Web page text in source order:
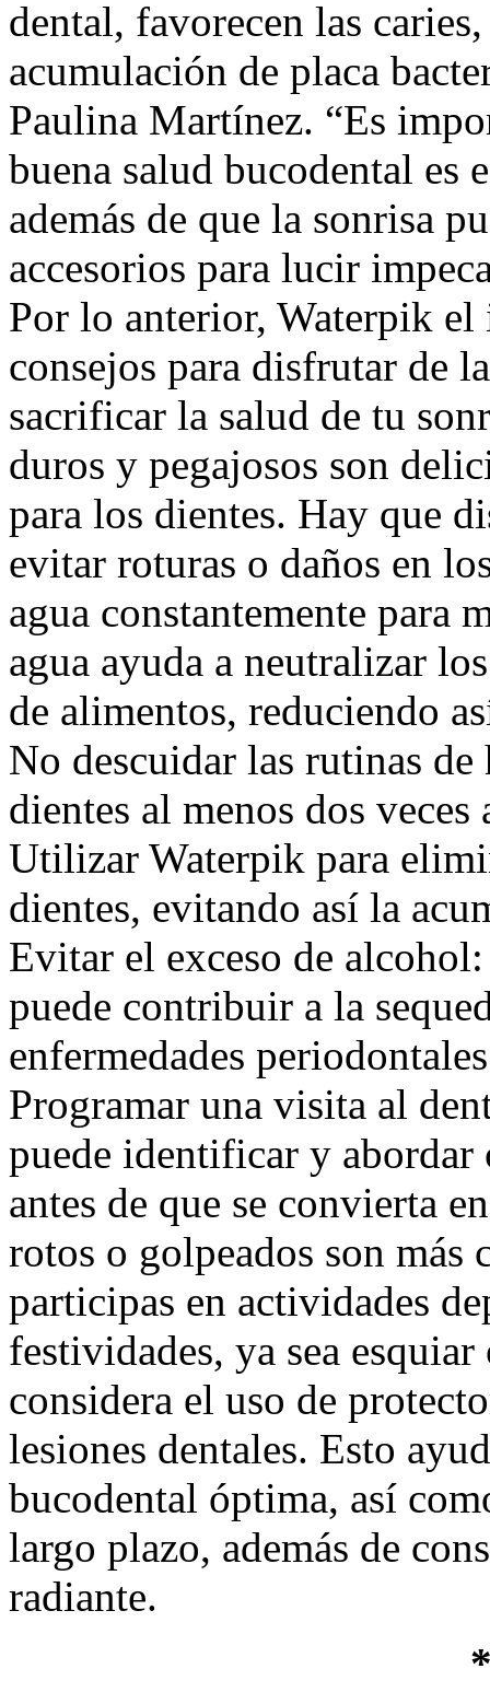
dental, favorecen las
acumulación de placa
Paulina Martínez. “Es
buena salud bucodental es
además de que la sonrisa
accesorios para lucir
Por lo anterior, Waterpik
consejos para disfrutar de
sacrificar la salud de tu
duros y pegajosos son
para los dientes. Hay que
evitar roturas o daños en
agua constantemente para
agua ayuda a neutralizar
de alimentos, reduciendo
No descuidar las rutinas
dientes al menos dos
Utilizar Waterpik para
dientes, evitando así la
Evitar el exceso de
puede contribuir a la
enfermedades
Programar una visita al
puede identificar y
antes de que se convierta
rotos o golpeados son más
participas en actividades
festividades, ya sea
considera el uso de
lesiones dentales. Esto
bucodental óptima, así
largo plazo, además de
radiante.